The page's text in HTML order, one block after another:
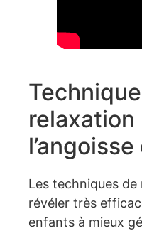
relaxation
Les techniques
révéler très
enfants à mieux